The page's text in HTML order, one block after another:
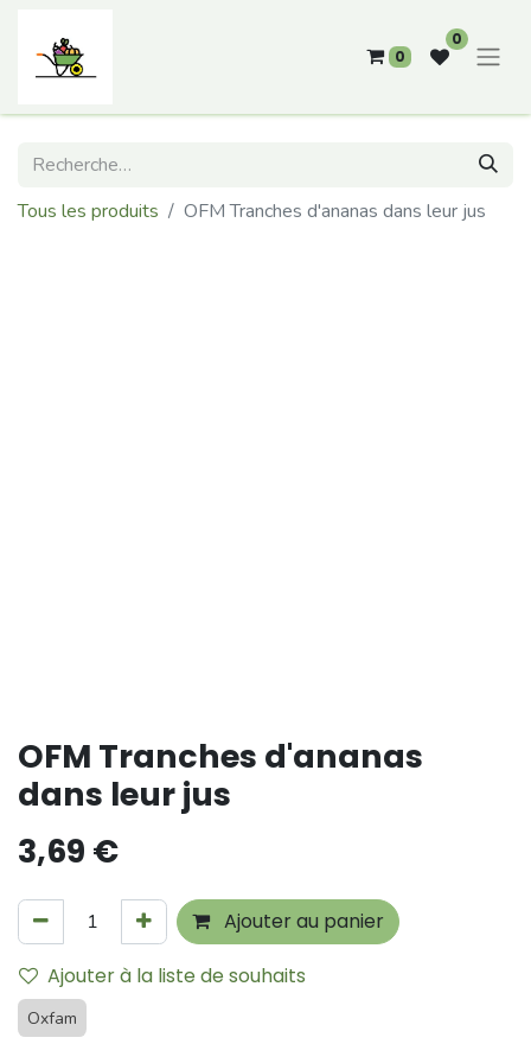
0
0
Tous les produits OFM Tranches d'ananas dans leur jus
OFM Tranches d'ananas
dans leur jus
3,69 €
Ajouter au panier
Ajouter à la liste de souhaits
Oxfam